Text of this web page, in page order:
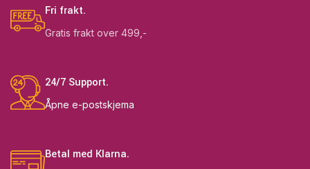
Fri frakt.
Gratis frakt over 499,-
24/7 Support.
Åpne e-postskjema
Betal med Klarna.